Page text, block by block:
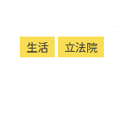
生活 立法院